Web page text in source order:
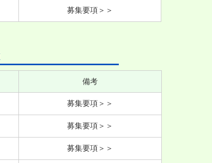
募集要項＞＞
備考
募集要項＞＞
募集要項＞＞
募集要項＞＞